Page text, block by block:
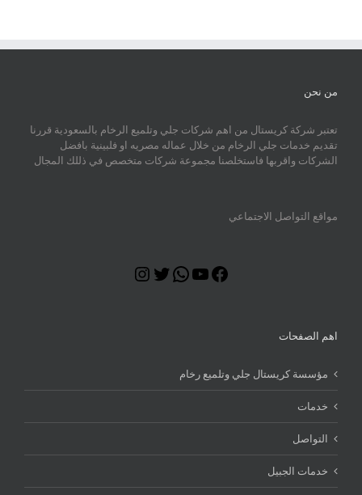
من نحن
تعتبر شركة كريستال من اهم شركات جلي وتلميع الرخام بالسعودية قررنا
تقديم خدمات جلي الرخام من خلال عماله مصريه او فلبينية بافضل
الشركات واقربها فاستخلصنا مجموعة شركات متخصص في ذللك المجال
مواقع التواصل الاجتماعي
Facebook
YouTube
WhatsApp
Twitter
اهم الصفحات
مؤسسة كريستال جلي وتلميع رخام
خدمات
التواصل
خدمات الجبيل